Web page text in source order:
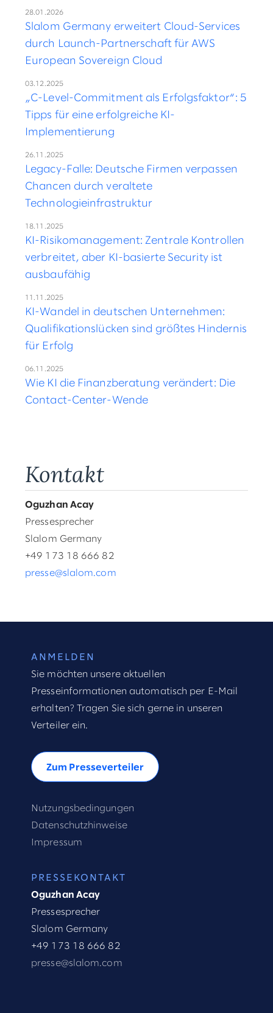
28.01.2026
Slalom Germany erweitert Cloud-Services
durch Launch-Partnerschaft für AWS
European Sovereign Cloud
03.12.2025
„C-Level-Commitment als Erfolgsfaktor“: 5
Tipps für eine erfolgreiche KI-
Implementierung
26.11.2025
Legacy-Falle: Deutsche Firmen verpassen
Chancen durch veraltete
Technologieinfrastruktur
18.11.2025
KI-Risikomanagement: Zentrale Kontrollen
verbreitet, aber KI-basierte Security ist
ausbaufähig
11.11.2025
KI-Wandel in deutschen Unternehmen:
Qualifikationslücken sind größtes Hindernis
für Erfolg
06.11.2025
Wie KI die Finanzberatung verändert: Die
Contact-Center-Wende
Kontakt
Oguzhan Acay
Pressesprecher
Slalom Germany
+49 173 18 666 82
presse@slalom.com
ANMELDEN
Sie möchten unsere aktuellen
Presseinformationen automatisch per E-Mail
erhalten? Tragen Sie sich gerne in unseren
Verteiler ein.
Zum Presseverteiler
Nutzungsbedingungen
Datenschutzhinweise
Impressum
PRESSEKONTAKT
Oguzhan Acay
Pressesprecher
Slalom Germany
+49 173 18 666 82
presse@slalom.com